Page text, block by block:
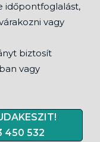
időpontfoglalást,
vagy
biztosít
vagy
450 532